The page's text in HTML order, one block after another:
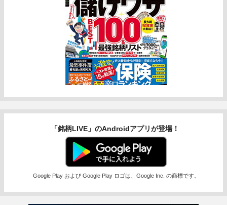
「銘柄LIVE」のAndroidアプリが登場！
Google Play および Google Play ロゴは、Google Inc. の商標です。